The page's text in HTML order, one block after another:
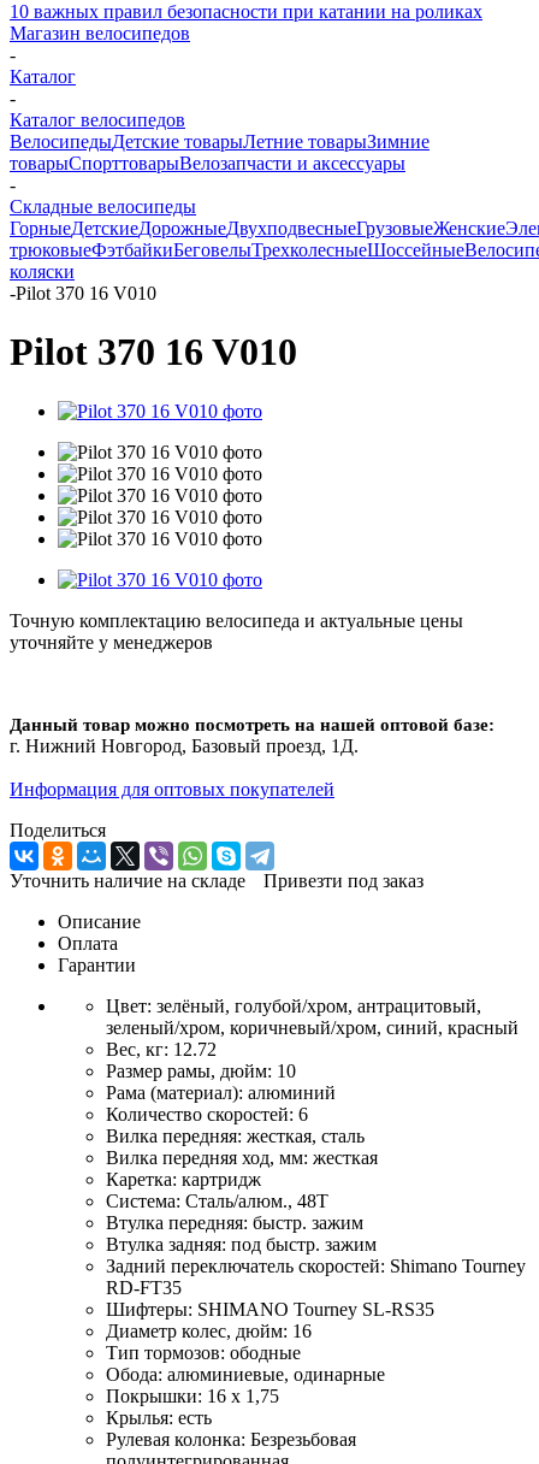
10 важных правил безопасности при катании на роликах
Магазин велосипедов
-
Каталог
-
Каталог велосипедов
ВелосипедыДетские товарыЛетние товарыЗимние
товарыСпорттоварыВелозапчасти и аксессуары
-
Складные велосипеды
ГорныеДетскиеДорожныеДвухподвесныеГрузовыеЖенские
трюковыеФэтбайкиБеговелыТрехколесныеШоссейные
коляски
-Pilot 370 16 V010
Pilot 370 16 V010
Точную комплектацию велосипеда и актуальные цены
уточняйте у менеджеров
Данный товар можно посмотреть на нашей оптовой базе:
г. Нижний Новгород, Базовый проезд, 1Д.
Информация для оптовых покупателей
Поделиться
Уточнить наличие на складе
Привезти под заказ
Описание
Оплата
Гарантии
Цвет: зелёный, голубой/хром, антрацитовый,
зеленый/хром, коричневый/хром, синий, красный
Вес, кг: 12.72
Размер рамы, дюйм: 10
Рама (материал): алюминий
Количество скоростей: 6
Вилка передняя: жесткая, сталь
Вилка передняя ход, мм: жесткая
Каретка: картридж
Система: Сталь/алюм., 48Т
Втулка передняя: быстр. зажим
Втулка задняя: под быстр. зажим
Задний переключатель скоростей: Shimano Tourney
RD-FT35
Шифтеры: SHIMANO Tourney SL-RS35
Диаметр колес, дюйм: 16
Тип тормозов: ободные
Обода: алюминиевые, одинарные
Покрышки: 16 х 1,75
Крылья: есть
Рулевая колонка: Безрезьбовая